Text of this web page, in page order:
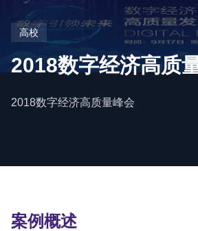
高校
2018数字经济高质
2018数字经济高质量峰会
案例概述